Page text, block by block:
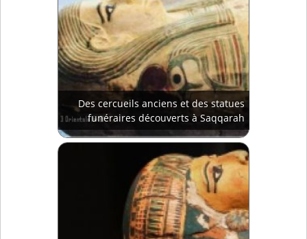
Des cercueils anciens et des statues
funéraires découverts à Saqqarah